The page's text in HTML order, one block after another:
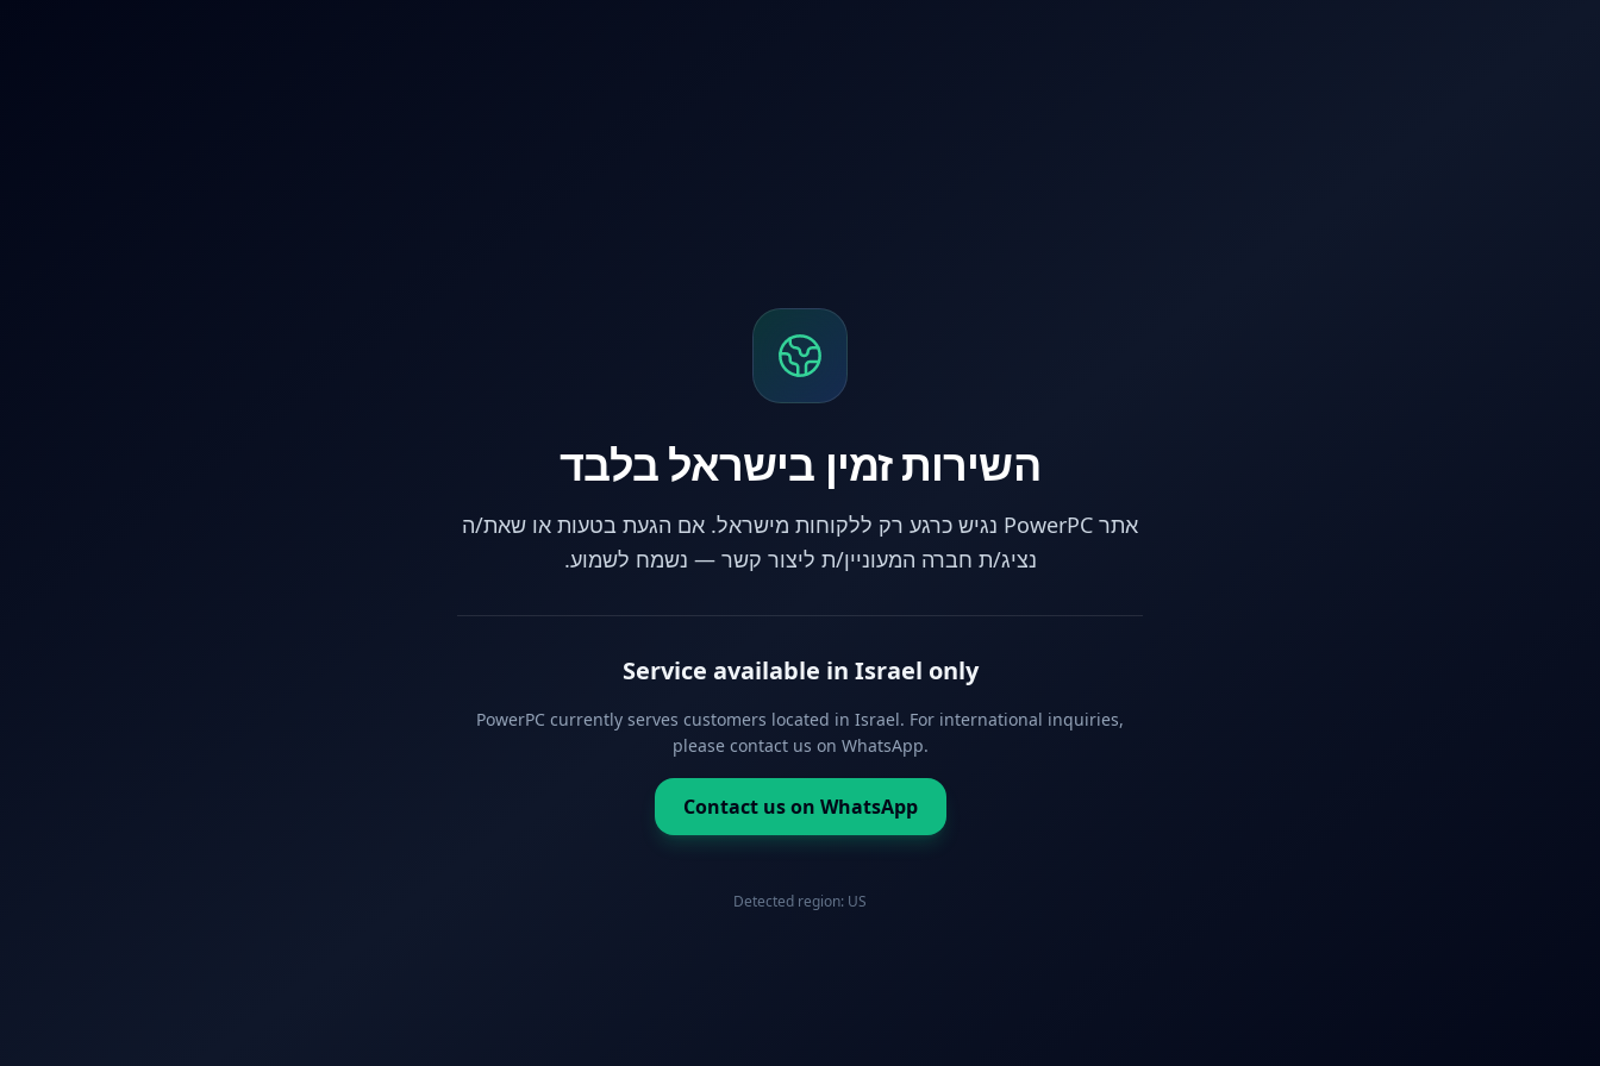
השירות זמין בישראל בלבד
אתר PowerPC נגיש כרגע רק ללקוחות מישראל. אם הגעת בטעות או שאת/ה
נציג/ת חברה המעוניין/ת ליצור קשר — נשמח לשמוע.
Service available in Israel only
PowerPC currently serves customers located in Israel. For international inquiries,
please contact us on WhatsApp.
Contact us on WhatsApp
Detected region: US